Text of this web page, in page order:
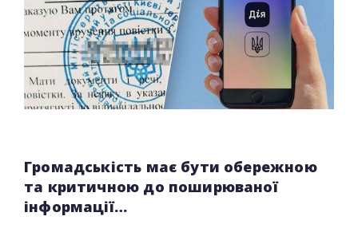
Громадськість має бути обережною
та критичною до поширюваної
інформації…